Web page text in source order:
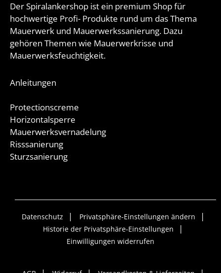
Der Spiralankershop ist ein premium Shop für
hochwertige Profi- Produkte rund um das Thema
Mauerwerk und Mauerwerkssanierung. Dazu
gehören Themen wie Mauerwerkrisse und
Mauerwerksfeuchtigkeit.
Anleitungen
Protectionscreme
Horizontalsperre
Mauerwerksvernadelung
Risssanierung
Sturzsanierung
Datenschutz
Privatsphäre-Einstellungen ändern
Historie der Privatsphäre-Einstellungen
Einwilligungen widerrufen